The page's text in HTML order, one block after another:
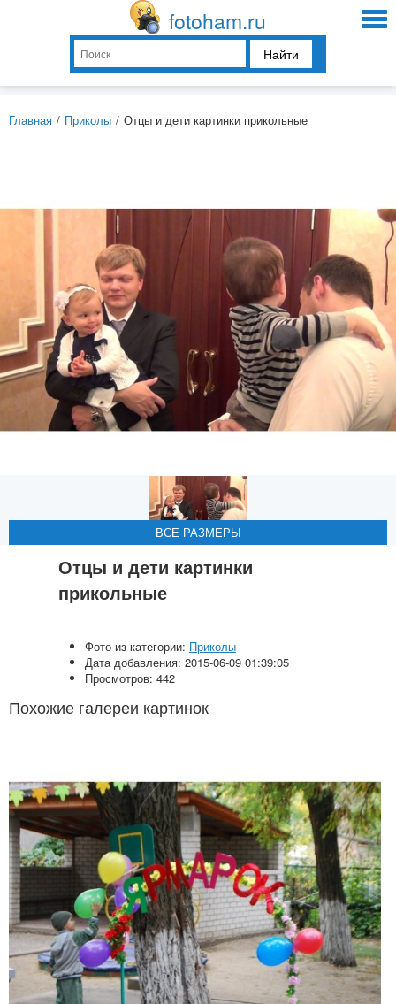
fotoham.ru
Найти
Главная / Приколы / Отцы и дети картинки прикольные
ВСЕ РАЗМЕРЫ
Отцы и дети картинки
прикольные
Фото из категории: Приколы
Дата добавления: 2015-06-09 01:39:05
Просмотров: 442
Похожие галереи картинок